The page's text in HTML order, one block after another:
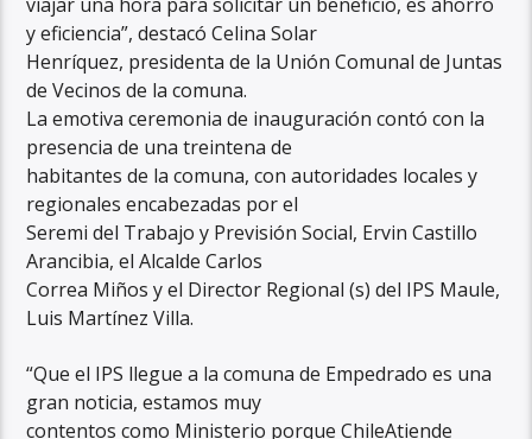
y eficiencia”, destacó Celina Solar
Henríquez, presidenta de la Unión Comunal de Juntas
de Vecinos de la comuna.
La emotiva ceremonia de inauguración contó con la
presencia de una treintena de
habitantes de la comuna, con autoridades locales y
regionales encabezadas por el
Seremi del Trabajo y Previsión Social, Ervin Castillo
Arancibia, el Alcalde Carlos
Correa Miños y el Director Regional (s) del IPS Maule,
Luis Martínez Villa.
“Que el IPS llegue a la comuna de Empedrado es una
gran noticia, estamos muy
contentos como Ministerio porque ChileAtiende